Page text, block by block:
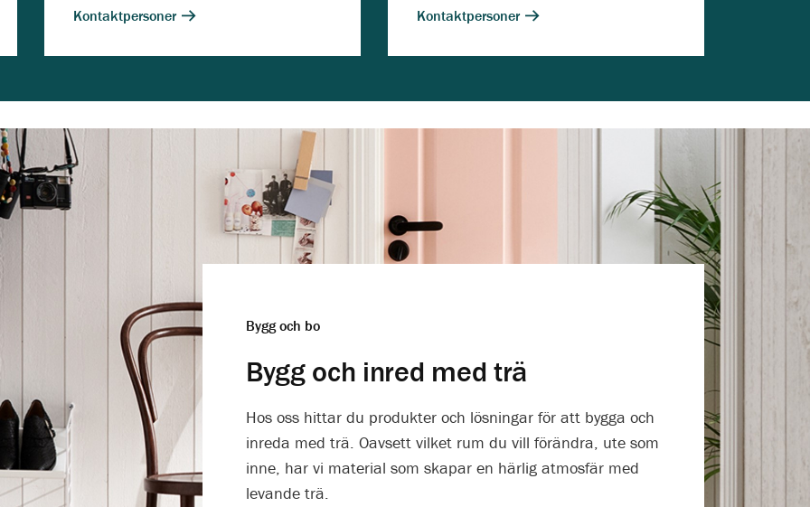
Kontaktpersoner
Kontaktpersoner
Bygg och bo
Bygg och inred med trä
Hos oss hittar du produkter och lösningar för att bygga och
inreda med trä. Oavsett vilket rum du vill förändra, ute som
inne, har vi material som skapar en härlig atmosfär med
levande trä.